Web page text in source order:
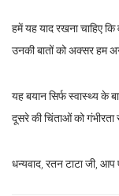
हमें यह याद रखना चाहिए
उनकी बातों को अक्सर हम
यह बयान सिर्फ स्वास्थ्य के
दूसरे की चिंताओं को गंभीरता
धन्यवाद, रतन टाटा जी,